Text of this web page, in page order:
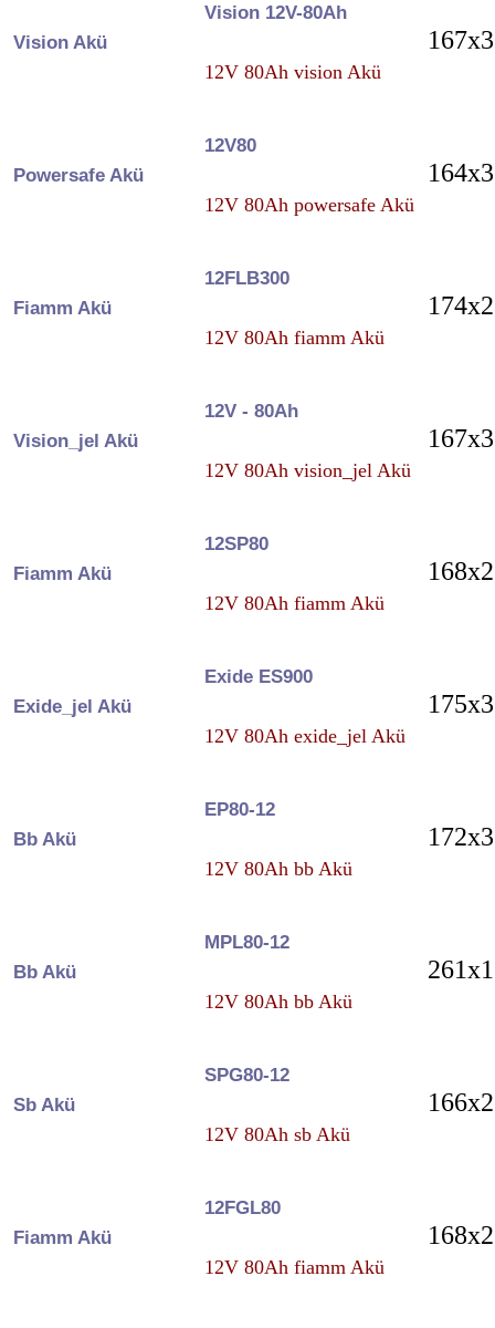
Vision Akü
Vision 12V-80Ah
12V 80Ah vision Akü
Powersafe Akü
12V80
12V 80Ah powersafe Akü
Fiamm Akü
12FLB300
12V 80Ah fiamm Akü
Vision_jel Akü
12V - 80Ah
12V 80Ah vision_jel Akü
Fiamm Akü
12SP80
12V 80Ah fiamm Akü
Exide_jel Akü
Exide ES900
12V 80Ah exide_jel Akü
Bb Akü
EP80-12
12V 80Ah bb Akü
Bb Akü
MPL80-12
12V 80Ah bb Akü
Sb Akü
SPG80-12
12V 80Ah sb Akü
Fiamm Akü
12FGL80
12V 80Ah fiamm Akü